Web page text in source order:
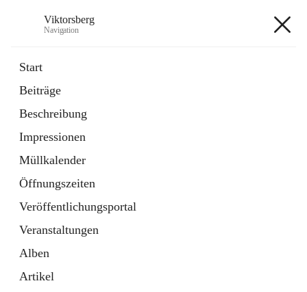
Viktorsberg
Navigation
Start
Beiträge
Beschreibung
Impressionen
Müllkalender
Öffnungszeiten
Veröffentlichungsportal
Veranstaltungen
Alben
Artikel
1 Schnellzugriff
Bürgerservice
10 Schnellzugriffe